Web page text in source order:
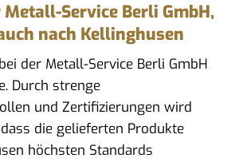
Service Berli GmbH,
nach Kellinghusen
der Metall-Service Berli GmbH
Durch strenge
und Zertifizierungen wird
die gelieferten Produkte
höchsten Standards